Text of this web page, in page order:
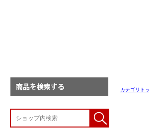
カテゴリト